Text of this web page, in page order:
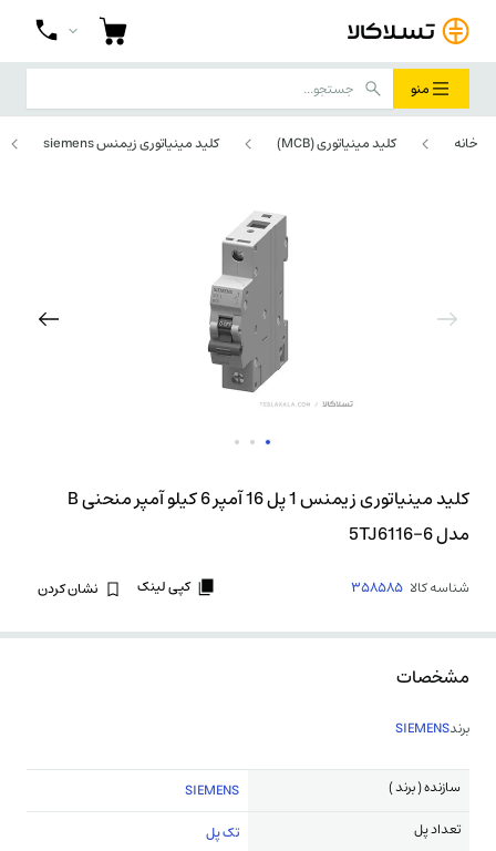
منو
خانه کلید مینیاتوری (MCB) کلید مینیاتوری زیمنس siemens
کلید مینیاتوری زیمنس 1 پل 16 آمپر 6 کیلو آمپر منحنی B
مدل 5TJ6116-6
شناسه کالا 358585 کپی لینک نشان کردن
مشخصات
برندSIEMENS
سازنده ( برند )
SIEMENS
تعداد پل
تک پل